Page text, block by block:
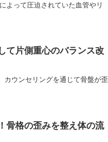
よって圧迫されていた血管やリ
て片側重心のバランス改
カウンセリングを通じて骨盤が歪
骨格の歪みを整え体の流